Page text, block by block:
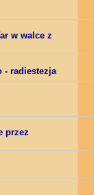
w walce z
- radiestezja
przez